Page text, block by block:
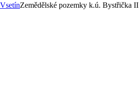
Zemědělské pozemky k.ú. Bystřička II